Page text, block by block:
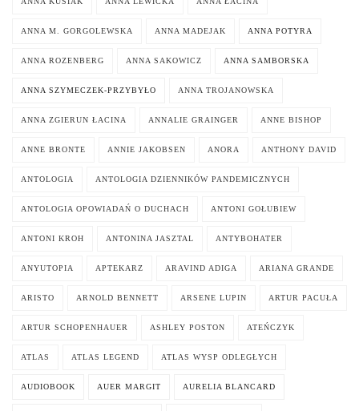
ANNA M. GORGOLEWSKA ANNA MADEJAK ANNA POTYRA
ANNA ROZENBERG ANNA SAKOWICZ ANNA SAMBORSKA
ANNA SZYMECZEK-PRZYBYŁO ANNA TROJANOWSKA
ANNA ZGIERUN ŁACINA ANNALIE GRAINGER ANNE BISHOP
ANNE BRONTE ANNIE JAKOBSEN ANORA ANTHONY DAVID
ANTOLOGIA ANTOLOGIA DZIENNIKÓW PANDEMICZNYCH
ANTOLOGIA OPOWIADAŃ O DUCHACH ANTONI GOŁUBIEW
ANTONI KROH ANTONINA JASZTAL ANTYBOHATER
ANYUTOPIA APTEKARZ ARAVIND ADIGA ARIANA GRANDE
ARISTO ARNOLD BENNETT ARSENE LUPIN ARTUR PACUŁA
ARTUR SCHOPENHAUER ASHLEY POSTON ATEŃCZYK
ATLAS ATLAS LEGEND ATLAS WYSP ODLEGŁYCH
AUDIOBOOK AUER MARGIT AURELIA BLANCARD